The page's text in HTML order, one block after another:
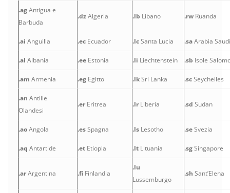
.agAntigua e
Barbuda
.dzAlgeria .lb Libano .rw Ruanda
.ai Anguilla .ec Ecuador .lcSanta Lucia .saArabia
.al Albania .ee Estonia .li Liechtenstein .sb Isole
.am Armenia .eg Egitto .lkSri Lanka .scSeychelles
.an Antille
Olandesi
.er Eritrea .lr Liberia .sd Sudan
.aoAngola .esSpagna .ls Lesotho .seSvezia
.aq Antartide .et Etiopia .lt Lituania .sgSingapore
.arArgentina .fi Finlandia
.lu
Lussemburgo
.sh Sant’Elena